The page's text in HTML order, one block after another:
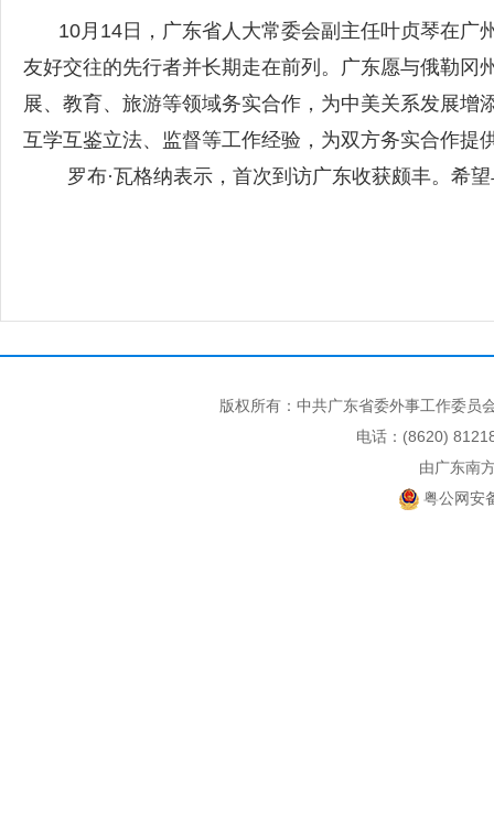
10月14日，广东省人大常委会副主任叶贞琴在广
友好交往的先行者并长期走在前列。广东愿与俄勒
展、教育、旅游等领域务实合作，为中美关系发展
互学互鉴立法、监督等工作经验，为双方务实合作
罗布·瓦格纳表示，首次到访广东收获颇丰。希望
版权所有：中共广东省委外事工作委
电话：(8620)
由广东南
粤公网安